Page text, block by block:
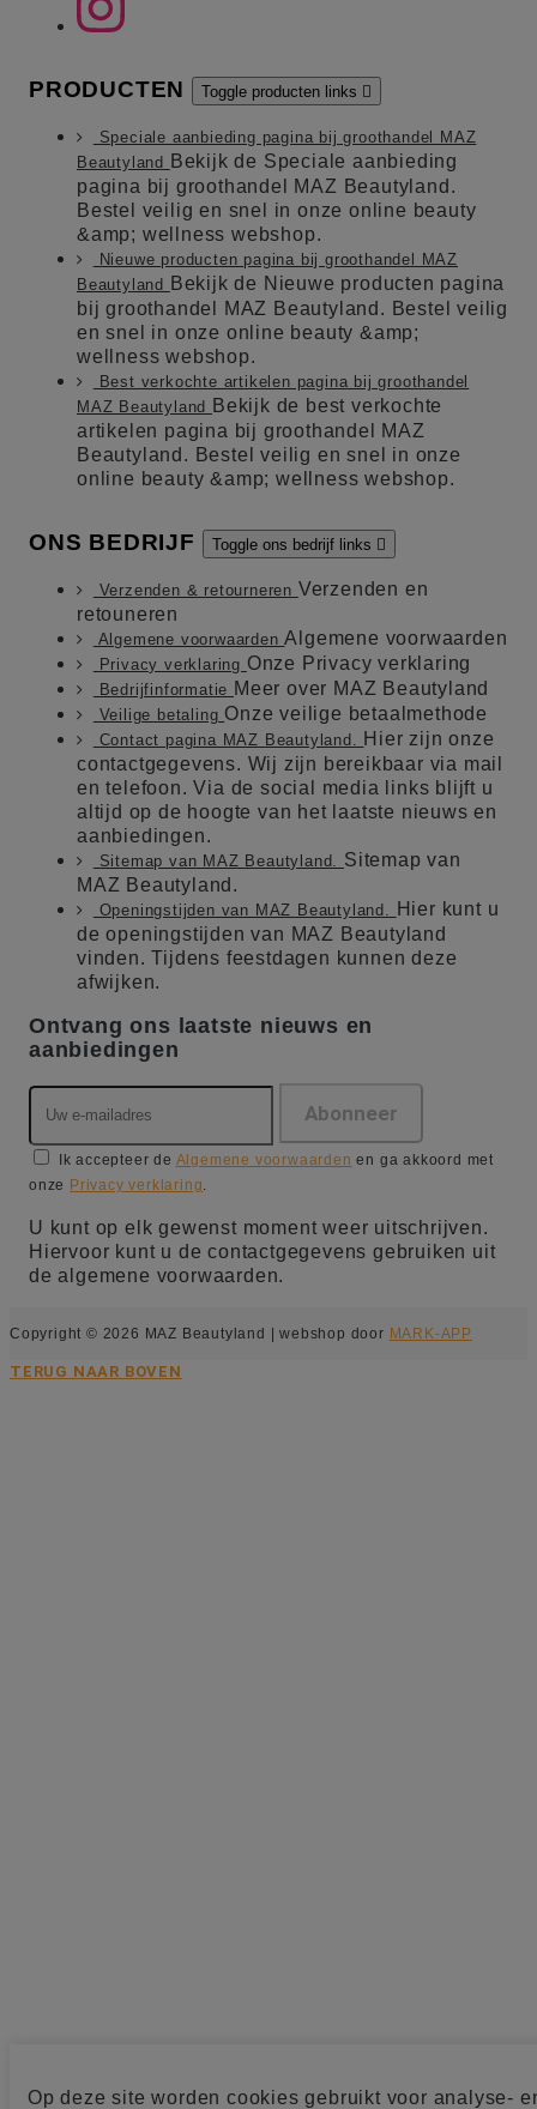
Op deze site worden cookies gebruikt voor analyse-
PRODUCTEN Toggle producten links 
Speciale aanbieding pagina bij groothandel MAZ
Beautyland
Bekijk de Speciale aanbieding
pagina bij groothandel MAZ Beautyland.
Bestel veilig en snel in onze online beauty
&amp; wellness webshop.
Nieuwe producten pagina bij groothandel MAZ
Beautyland
Bekijk de Nieuwe producten pagina
bij groothandel MAZ Beautyland. Bestel veilig
en snel in onze online beauty &amp;
wellness webshop.
Best verkochte artikelen pagina bij groothandel
MAZ Beautyland
Bekijk de best verkochte
artikelen pagina bij groothandel MAZ
Beautyland. Bestel veilig en snel in onze
online beauty &amp; wellness webshop.
ONS BEDRIJF Toggle ons bedrijf links 
Verzenden & retourneren Verzenden en
retouneren
Algemene voorwaardenAlgemene voorwaarden
Privacy verklaring Onze Privacy verklaring
Bedrijfinformatie Meer over MAZ Beautyland
Veilige betaling Onze veilige betaalmethode
Contact pagina MAZ Beautyland. Hier zijn onze
contactgegevens. Wij zijn bereikbaar via mail
en telefoon. Via de social media links blijft u
altijd op de hoogte van het laatste nieuws en
aanbiedingen.
Sitemap van MAZ Beautyland. Sitemap van
MAZ Beautyland.
Openingstijden van MAZ Beautyland.
Hier kunt u
de openingstijden van MAZ Beautyland
vinden. Tijdens feestdagen kunnen deze
afwijken.
Ontvang ons laatste nieuws en
aanbiedingen
Ik accepteer de Algemene voorwaarden en ga akkoord met
onze Privacy verklaring
U kunt op elk gewenst moment weer uitschrijven.
Hiervoor kunt u de contactgegevens gebruiken uit
de algemene voorwaarden.
Copyright © 2026 MAZ Beautyland | webshop door MARK-APP
TERUG NAAR BOVEN